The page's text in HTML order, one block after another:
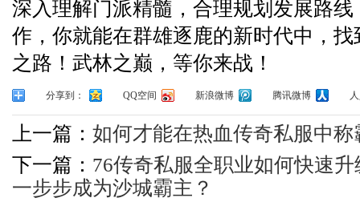
深入理解门派精髓，合理规划发展路
作，你就能在群雄逐鹿的新时代中，
之路！武林之巅，等你来战！
分享到： QQ空间 新浪微博 腾讯微博
上一篇： 如何才能在热血传奇私服中称
下一篇： 76传奇私服全职业如何快速
一步步成为沙城霸主？